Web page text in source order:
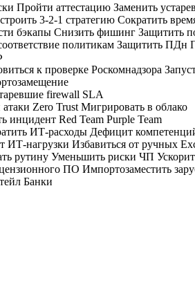
Пройти аттестацию Заменить
3‑2‑1 стратегию Сократить
бэкапы Снизить фишинг Защитить
политикам Защитить ПДн
к проверке Роскомнадзора
firewall SLA
Zero Trust Мигрировать в облако
инцидент Red Team Purple Team
ИТ‑расходы Дефицит
ИТ-нагрузки Избавиться от ручных
рутину Уменьшить риски ЧП
ПО Импортозаместить
Банки